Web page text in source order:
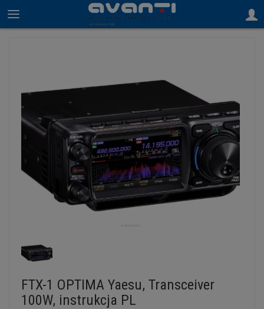
FTX-1 OPTIMA Yaesu, Transceiver
100W, instrukcja PL